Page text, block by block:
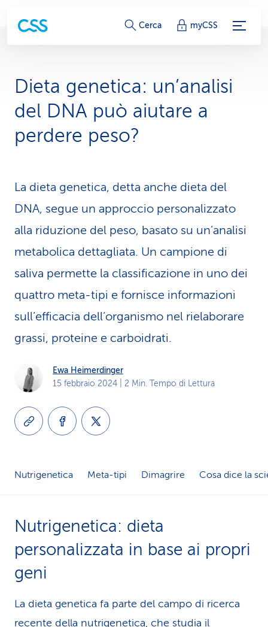
c
e
g
m
e
n
i
d
i
e
z
o
Cerca myCSS
Dieta genetica: un’analisi
del DNA può aiutare a
perdere peso?
La dieta genetica, detta anche dieta del
DNA, segue un approccio personalizzato
alla riduzione del peso, basato su un’analisi
metabolica dettagliata. Un campione di
saliva permette la classificazione in uno dei
quattro meta-tipi e fornisce informazioni
sull’efficacia dell’­organismo nel rielaborare
grassi, proteine e carboidrati.
Ewa Heimerdinger
15 febbraio 2024 | 2 Min. Tempo di Lettura
Nutrigenetica Meta-tipi Dimagrire Cosa dice la
Nutrigenetica: dieta
personalizzata in base ai propri
geni
La dieta genetica fa parte del campo di ricerca
recente della nutrigenetica, che studia il